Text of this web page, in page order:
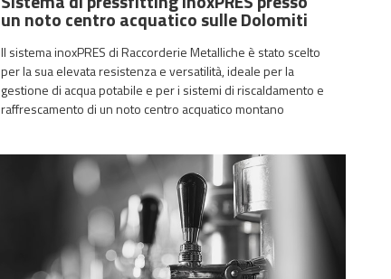
un noto centro acquatico sulle Dolomiti
Il sistema inoxPRES di Raccorderie Metalliche è stato scelto
per la sua elevata resistenza e versatilità, ideale per la
gestione di acqua potabile e per i sistemi di riscaldamento e
raffrescamento di un noto centro acquatico montano